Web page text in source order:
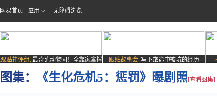
网易首页 应用 无障碍浏览
跟贴神评组: 最奇葩动物园！全靠家禽撑
场子
跟贴故事会: 写下旅途中被坑的经历
图集： 《生化危机5：惩罚》曝剧照[查看图集]